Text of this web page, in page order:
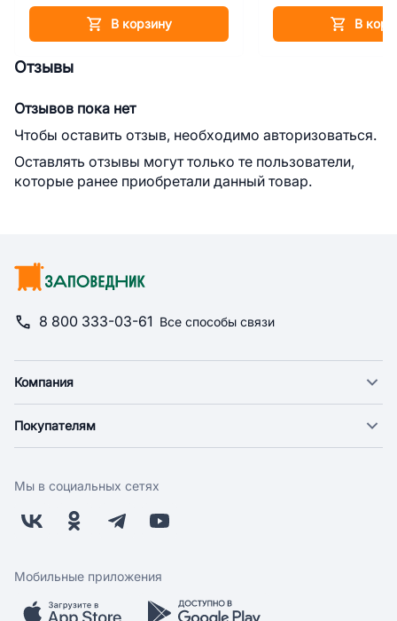
В корзину В
Отзывы
Отзывов пока нет
Чтобы оставить отзыв, необходимо авторизоваться.
Оставлять отзывы могут только те пользователи,
которые ранее приобретали данный товар.
8 800 333-03-61 Все способы связи
Компания
Новости
Поставщикам
Заводчикам
Обратная связь
Покупателям
Оплата
Бонусная программа
Скидки и акции
Мобильное приложение
Мы в социальных сетях
Мобильные приложения